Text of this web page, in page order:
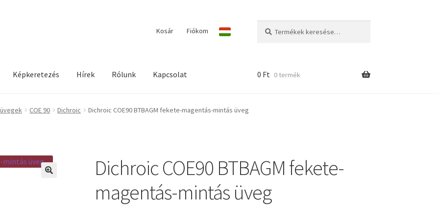
Kosár Fiókom
Képkeretezés Hírek Rólunk Kapcsolat
/ Workshopok ElérhetőségeinkFiókom Hírek Képkeretezés
0 Ft 0 termék
COE 90 Dichroic Dichroic COE90 BTBAGM fekete-magentás-mintás üveg
Dichroic COE90 BTBAGM fekete-
magentás-mintás üveg